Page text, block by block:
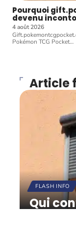
Pourquoi
devenu
4 août 2026
Pokémon TCG Pocket…
Article
FLASH INFO
Qui